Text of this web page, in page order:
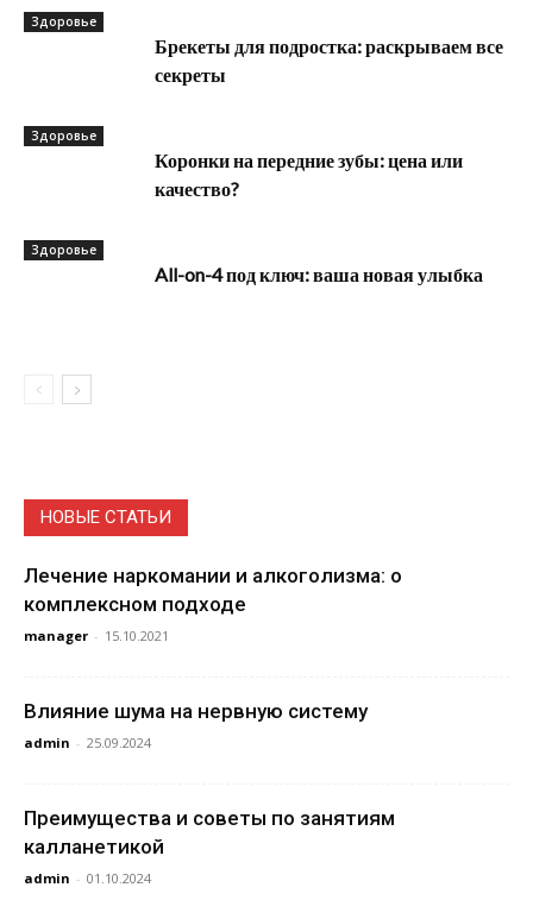
Здоровье
Брекеты для подростка: раскрываем все
секреты
Здоровье
Коронки на передние зубы: цена или
качество?
Здоровье
All-on-4 под ключ: ваша новая улыбка
НОВЫЕ СТАТЬИ
Лечение наркомании и алкоголизма: о
комплексном подходе
manager - 15.10.2021
Влияние шума на нервную систему
admin - 25.09.2024
Преимущества и советы по занятиям
калланетикой
admin - 01.10.2024